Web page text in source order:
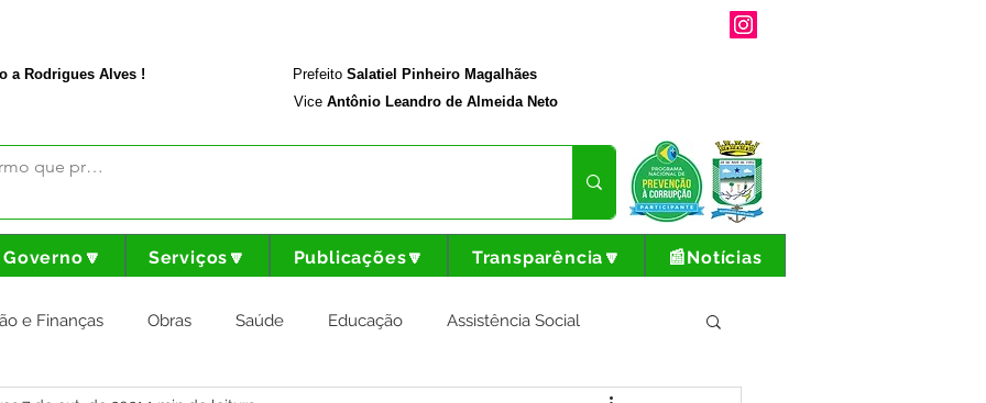
a Rodrigues Alves ! Prefeito Salatiel Pinheiro Magalhães
Vice Antônio Leandro de Almeida Neto
Governo🔽 Serviços🔽 Publicações🔽 Transparência🔽 📰Notícias
e Finanças Obras Saúde Educação Assistência Social